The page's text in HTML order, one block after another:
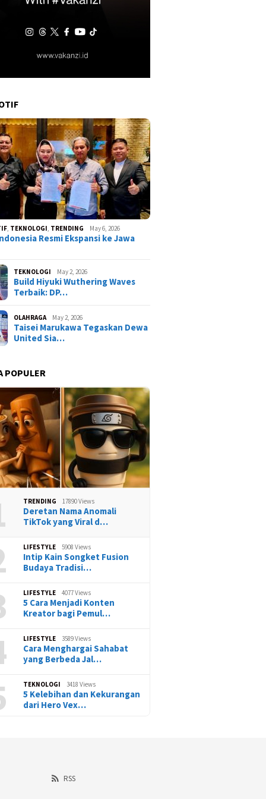
, TEKNOLOGI, TRENDING May 6, 2026
Resmi Ekspansi ke Jawa
TEKNOLOGI May 2, 2026
Build Hiyuki Wuthering Waves
Terbaik: DP…
OLAHRAGA May 2, 2026
Taisei Marukawa Tegaskan Dewa
United Sia…
POPULER
TRENDING 17890 Views
Deretan Nama Anomali
TikTok yang Viral d…
LIFESTYLE 5908 Views
Intip Kain Songket Fusion
Budaya Tradisi…
LIFESTYLE 4077 Views
5 Cara Menjadi Konten
Kreator bagi Pemul…
LIFESTYLE 3589 Views
Cara Menghargai Sahabat
yang Berbeda Jal…
TEKNOLOGI 3418 Views
5 Kelebihan dan Kekurangan
dari Hero Vex…
RSS